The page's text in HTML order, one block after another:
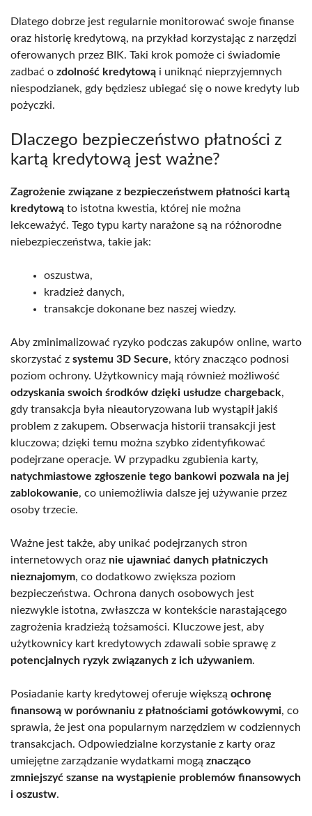
Dlatego dobrze jest regularnie monitorować swoje finanse
oraz historię kredytową, na przykład korzystając z narzędzi
oferowanych przez BIK. Taki krok pomoże ci świadomie
zadbać o zdolność kredytową i uniknąć nieprzyjemnych
niespodzianek, gdy będziesz ubiegać się o nowe kredyty lub
pożyczki.
Dlaczego bezpieczeństwo płatności z
kartą kredytową jest ważne?
Zagrożenie związane z bezpieczeństwem płatności kartą
kredytową to istotna kwestia, której nie można
lekceważyć. Tego typu karty narażone są na różnorodne
niebezpieczeństwa, takie jak:
oszustwa,
kradzież danych,
transakcje dokonane bez naszej wiedzy.
Aby zminimalizować ryzyko podczas zakupów online, warto
skorzystać z systemu 3D Secure, który znacząco podnosi
poziom ochrony. Użytkownicy mają również możliwość
odzyskania swoich środków dzięki usłudze chargeback,
gdy transakcja była nieautoryzowana lub wystąpił jakiś
problem z zakupem. Obserwacja historii transakcji jest
kluczowa; dzięki temu można szybko zidentyfikować
podejrzane operacje. W przypadku zgubienia karty,
natychmiastowe zgłoszenie tego bankowi pozwala na jej
zablokowanie, co uniemożliwia dalsze jej używanie przez
osoby trzecie.
Ważne jest także, aby unikać podejrzanych stron
internetowych oraz nie ujawniać danych płatniczych
nieznajomym, co dodatkowo zwiększa poziom
bezpieczeństwa. Ochrona danych osobowych jest
niezwykle istotna, zwłaszcza w kontekście narastającego
zagrożenia kradzieżą tożsamości. Kluczowe jest, aby
użytkownicy kart kredytowych zdawali sobie sprawę z
potencjalnych ryzyk związanych z ich używaniem.
Posiadanie karty kredytowej oferuje większą ochronę
finansową w porównaniu z płatnościami gotówkowymi, co
sprawia, że jest ona popularnym narzędziem w codziennych
transakcjach. Odpowiedzialne korzystanie z karty oraz
umiejętne zarządzanie wydatkami mogą znacząco
zmniejszyć szanse na wystąpienie problemów finansowych
i oszustw.